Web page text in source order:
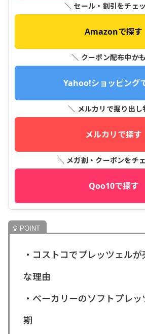
＼ セール・割引をチェ
Amazonで探す
＼ クーポン配布中か
Yahoo!ショッピング
＼ メルカリで掘り出し
メルカリで探す
＼ メガ割・クーポンをチ
Qoo10で探す
・コストコでプレッツェル
な理由
・ベーカリーのソフトプレ
期